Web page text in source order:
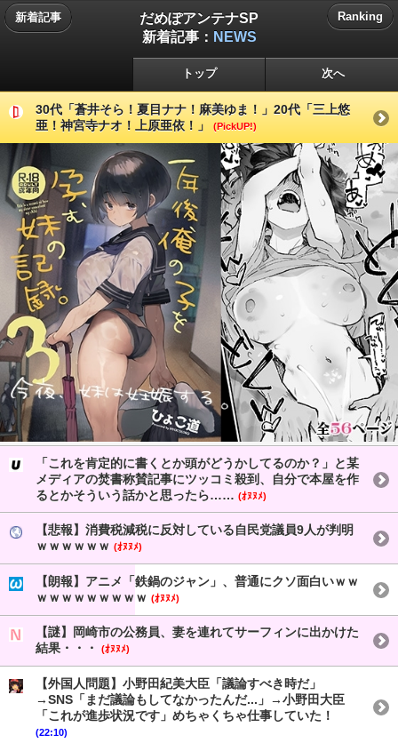
新着記事
だめぽアンテナSP
新着記事： NEWS
Ranking
トップ 次へ
30代「蒼井そら！夏目ナナ！麻美ゆま！」20代「三上悠
亜！神宮寺ナオ！上原亜依！」
(PickUP!)
「これを肯定的に書くとか頭がどうかしてるのか？」と某
メディアの焚書称賛記事にツッコミ殺到、自分で本屋を作
るとかそういう話かと思ったら…… (ｵﾇﾇﾒ)
【悲報】消費税減税に反対している自民党議員9人が判明
ｗｗｗｗｗｗ (ｵﾇﾇﾒ)
【朗報】アニメ「鉄鍋のジャン」、普通にクソ面白いｗｗ
ｗｗｗｗｗｗｗｗｗ (ｵﾇﾇﾒ)
【謎】岡崎市の公務員、妻を連れてサーフィンに出かけた
結果・・・
(ｵﾇﾇﾒ)
【外国人問題】小野田紀美大臣「議論すべき時だ」
→SNS「まだ議論もしてなかったんだ...」→小野田大臣
「これが進歩状況です」めちゃくちゃ仕事していた！
(22:10)